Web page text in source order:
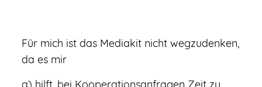
Für mich ist das Mediakit nicht wegzudenken,
da es mir